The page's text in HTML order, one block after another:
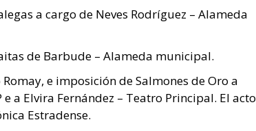
a cargo de Neves Rodríguez – Alameda
de Barbude – Alameda municipal.
e imposición de Salmones de Oro a
a Elvira Fernández – Teatro Principal. El acto
Estradense.